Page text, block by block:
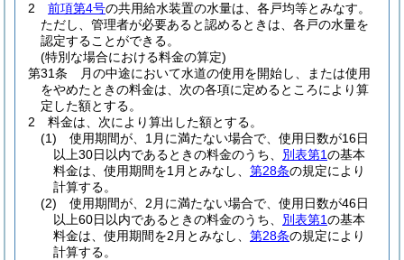
2
前項第4号の共用給水装置の水量は、各戸均等とみなす。
ただし、管理者が必要あると認めるときは、各戸の水量を
認定することができる。
(特別な場合における料金の算定)
第31条
月の中途において水道の使用を開始し、または使用
をやめたときの料金は、次の各項に定めるところにより算
定した額とする。
2
料金は、次により算出した額とする。
(1)
使用期間が、1月に満たない場合で、使用日数が16日
以上30日以内であるときの料金のうち、 別表第1の基本
料金は、使用期間を1月とみなし、 第28条の規定により
計算する。
(2)
使用期間が、2月に満たない場合で、使用日数が46日
以上60日以内であるときの料金のうち、 別表第1の基本
料金は、使用期間を2月とみなし、 第28条の規定により
計算する。